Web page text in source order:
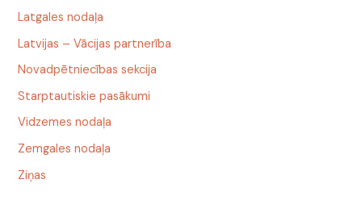
Latgales nodaļa
Latvijas – Vācijas partnerība
Novadpētniecības sekcija
Starptautiskie pasākumi
Vidzemes nodaļa
Zemgales nodaļa
Ziņas